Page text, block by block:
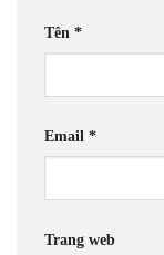
Tên *
Email *
Trang web